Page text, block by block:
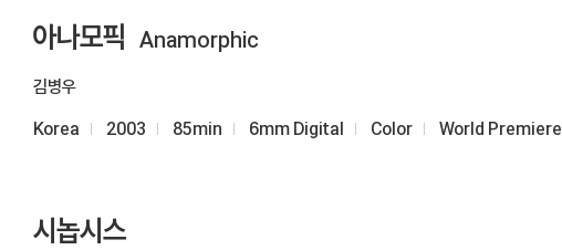
아나모픽 Anamorphic
김병우
Korea 2003 85min 6mm Digital Color World Premiere
시놉시스